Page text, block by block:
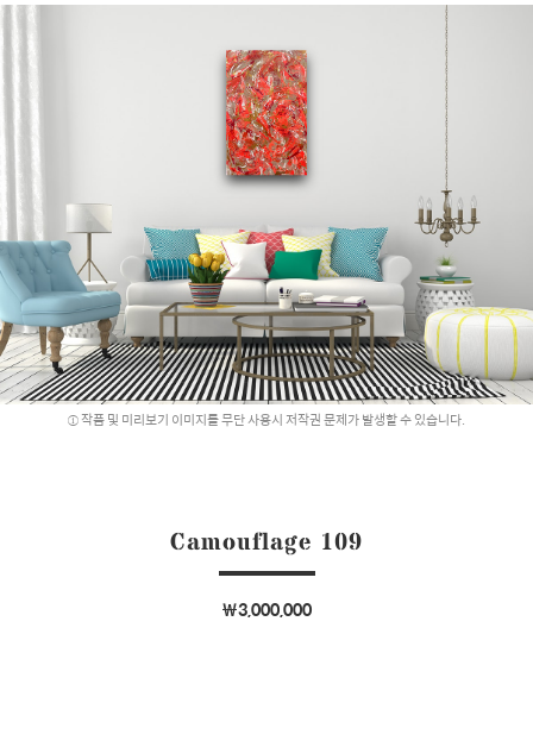
작품 및 미리보기 이미지를 무단 사용시 저작권 문제가 발생할 수 있습니다.
Camouflage 109
￦3,000,000